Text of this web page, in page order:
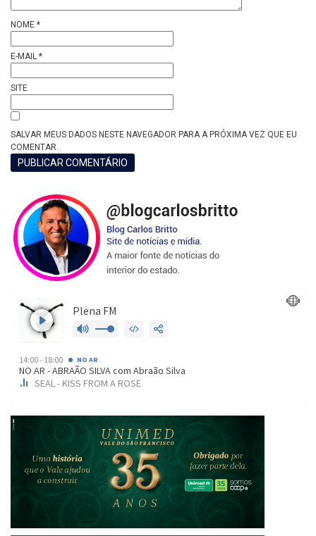
NOME *
E-MAIL *
SITE
SALVAR MEUS DADOS NESTE NAVEGADOR PARA A PRÓXIMA VEZ QUE EU
COMENTAR.